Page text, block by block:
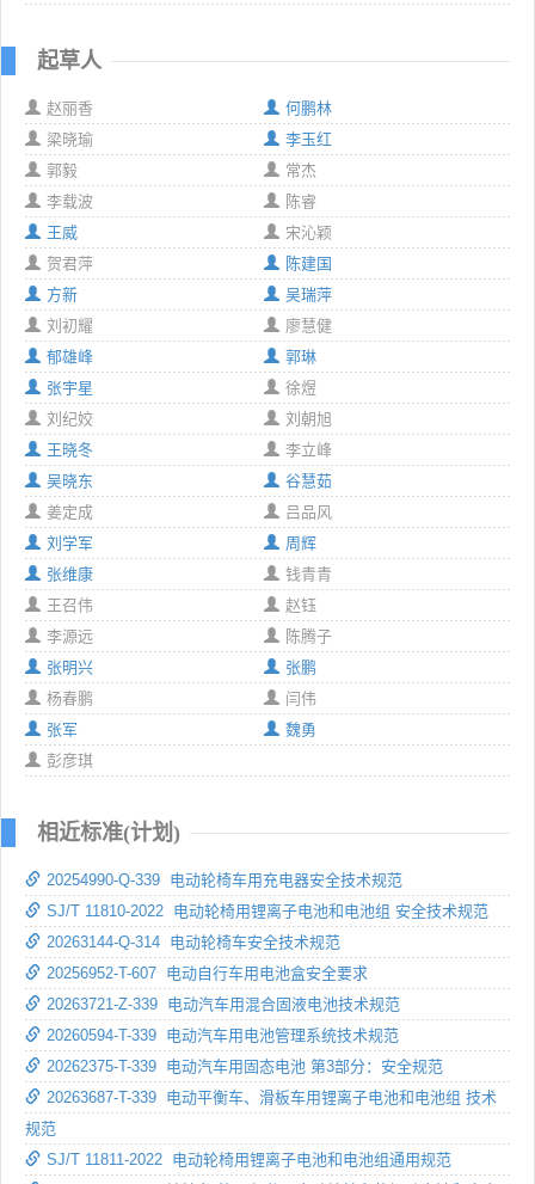
起草人
赵丽香
何鹏林
梁晓瑜
李玉红
郭毅
常杰
李载波
陈睿
王威
宋沁颖
贺君萍
陈建国
方新
吴瑞萍
刘初耀
廖慧健
郁雄峰
郭琳
张宇星
徐煜
刘纪姣
刘朝旭
王晓冬
李立峰
吴晓东
谷慧茹
姜定成
吕品风
刘学军
周辉
张维康
钱青青
王召伟
赵钰
李源远
陈腾子
张明兴
张鹏
杨春鹏
闫伟
张军
魏勇
彭彦琪
相近标准(计划)
20254990-Q-339 电动轮椅车用充电器安全技术规范
SJ/T 11810-2022 电动轮椅用锂离子电池和电池组 安全技术规范
20263144-Q-314 电动轮椅车安全技术规范
20256952-T-607 电动自行车用电池盒安全要求
20263721-Z-339 电动汽车用混合固液电池技术规范
20260594-T-339 电动汽车用电池管理系统技术规范
20262375-T-339 电动汽车用固态电池 第3部分：安全规范
20263687-T-339 电动平衡车、滑板车用锂离子电池和电池组 技术
规范
SJ/T 11811-2022 电动轮椅用锂离子电池和电池组通用规范